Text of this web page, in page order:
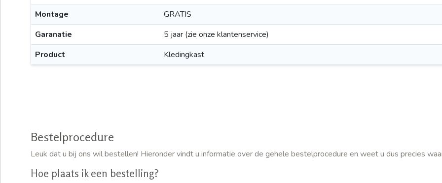
Montage
GRATIS
Garanatie
5 jaar (zie onze klantenservice)
Product
Kledingkast
Bestelprocedure
Leuk dat u bij ons wil bestellen! Hieronder vindt u informatie over de gehele bestelprocedure en weet u dus precies
Hoe plaats ik een bestelling?